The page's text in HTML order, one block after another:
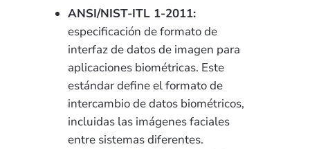
ANSI/NIST-ITL 1-2011:
especificación de formato de
interfaz de datos de imagen para
aplicaciones biométricas. Este
estándar define el formato de
intercambio de datos biométricos,
incluidas las imágenes faciales
entre sistemas diferentes.